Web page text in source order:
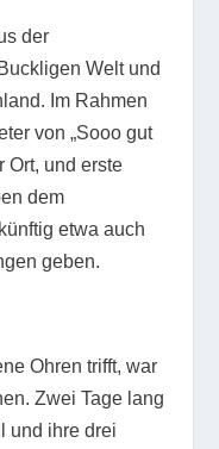
der
Welt und
Im Rahmen
von „Sooo gut
Ort, und erste
dem
etwa auch
geben.
Ohren trifft, war
Zwei Tage lang
und ihre drei